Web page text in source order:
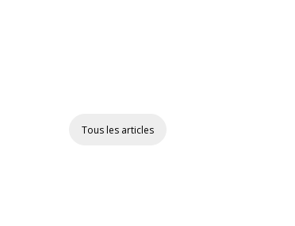
Tous les articles